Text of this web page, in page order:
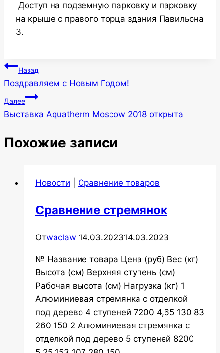
Доступ на подземную парковку и парковку
на крыше с правого торца здания Павильона
3.
Навигация
по
записям
Назад
Поздравляем с Новым Годом!
Далее
Выставка Aquatherm Moscow 2018 открыта
Похожие записи
Новости Сравнение товаров
Сравнение стремянок
Отwaclaw 14.03.202314.03.2023
№ Название товара Цена (руб) Вес (кг)
Высота (см) Верхняя ступень (см)
Рабочая высота (см) Нагрузка (кг) 1
Алюминиевая стремянка с отделкой
под дерево 4 ступеней 7200 4,65 130 83
260 150 2 Алюминиевая стремянка с
отделкой под дерево 5 ступеней 8200